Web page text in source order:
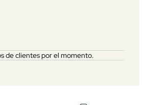
de clientes por el momento.